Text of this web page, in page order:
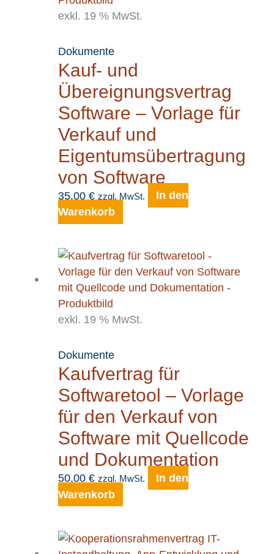
exkl. 19 % MwSt.
Dokumente
Kauf- und
Übereignungsvertrag
Software – Vorlage für
Verkauf und
Eigentumsübertragung
von Software
35,00 € zzgl. MwSt.
In den
Warenkorb
exkl. 19 % MwSt.
Dokumente
Kaufvertrag für
Softwaretool – Vorlage
für den Verkauf von
Software mit Quellcode
und Dokumentation
50,00 € zzgl. MwSt.
In den
Warenkorb